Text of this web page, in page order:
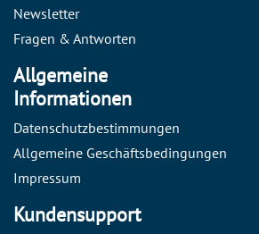
Newsletter
Fragen & Antworten
Allgemeine
Informationen
Datenschutzbestimmungen
Allgemeine Geschäftsbedingungen
Impressum
Kundensupport